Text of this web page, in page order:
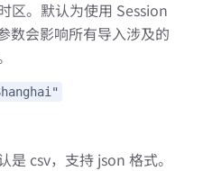
区。默认为使用 Session
数会影响所有导入涉及的
csv，支持 json 格式。